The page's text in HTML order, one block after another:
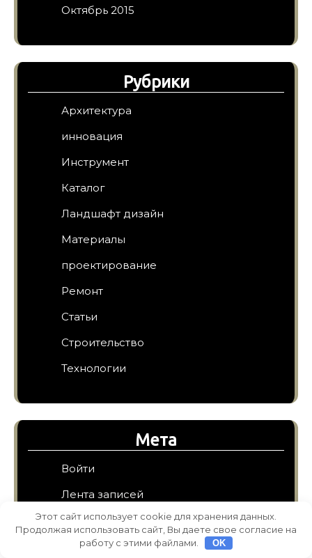
Октябрь 2015
Рубрики
Архитектура
инновация
Инструмент
Каталог
Ландшафт дизайн
Материалы
проектирование
Ремонт
Статьи
Строительство
Технологии
Мета
Войти
Лента записей
Лента комментариев
WordPress.org
Этот сайт использует cookie для хранения данных.
Продолжая использовать сайт, Вы даете свое согласие на
работу с этими файлами.
OK